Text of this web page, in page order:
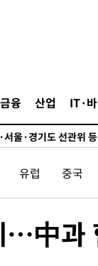
금융 산업 IT·
발생 1850명 사망
끼임 사망 관련 압수
울·경기도 선관위
한 807.62개장
른 6365.07 개장
발.. 14명 부상, 3명
중대경보'
로 남부 케슘섬에서
유럽 중국
中과